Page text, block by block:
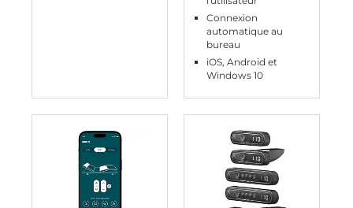
Connexion
automatique au
bureau
iOS, Android et
Windows 10